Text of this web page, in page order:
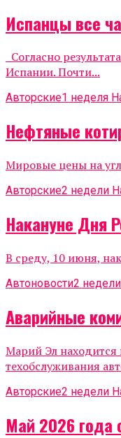
Испанцы все
Согласно
Испании. Почти...
Авторские1 неделя
Нефтяные
Мировые цены на
Авторские2 недели
Накануне Дня
В среду, 10 июня,
Автоновости2
Аварийные
Марий Эл находится
техобслуживания
Авторские2 недели
Май 2026 года